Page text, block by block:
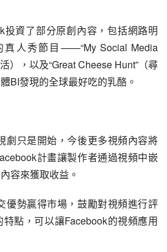
投資了部分原創內容，包括網路明
真人秀節目——“My Social Media
），以及“Great Cheese Hunt”（尋
BI發現的全球最好吃的乳酪。
劇只是開始，今後更多視頻內容將
計畫讓製作者通過視頻中嵌
容來獲取收益。
優勢贏得市場，鼓勵對視頻進行評
點，可以讓Facebook的視頻應用